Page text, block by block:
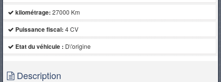
kilométrage: 27000 Km
Puissance fiscal: 4 CV
Etat du véhicule : D\'origine
Description